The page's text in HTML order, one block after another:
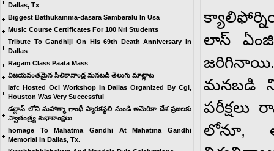
Dallas, Tx
Biggest Bathukamma-dasara Sambaralu In Usa
Music Course Certificates For 100 Nri Students
Tribute To Gandhiji On His 69th Death Anniversary In
Dallas
Ragam Class Paata Mass
విజయవంతమైన సిలికానాంధ్ర మనబడి తెలుగు మాట్లాట
Iafc Hosted Oci Workshop In Dallas Organized By Cgi,
Houston Was Very Successful
డల్లాస్ లోని మహాత్మా గాంధీ స్మారకస్ధలి నుండి అమెరికా దేశ ప్రజలకు
స్వాతంత్ర్య శుభాకాంక్షలు
ho mage To Mahatma Gandhi At Mahatma Gandhi
Memorial In Dallas, Tx.
లాస్
జరిగినాయి.
మనబడి
పరీక్షలు
లోనూ,